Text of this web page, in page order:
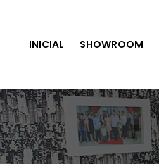
INICIAL SHOWROOM